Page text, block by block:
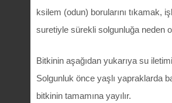
ksilem (odun) borularını tıkamak,
suretiyle sürekli solgunluğa neden
Bitkinin aşağıdan yukarıya su
Solgunluk önce yaşlı yapraklarda
bitkinin tamamına yayılır.